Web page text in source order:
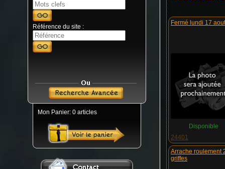
Référence du site :
Mon Panier: 0 articles
fermé lundi 17 aout
Disponible
24401
Arrache roulement 2
griffes